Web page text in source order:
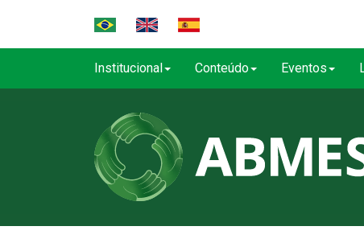
Institucional Conteúdo Eventos